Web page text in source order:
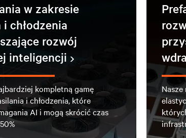
w zakresie
chłodzenia
rozwój
inteligencji
kompletną gamę
i chłodzenia, które
AI i mogą skrócić czas